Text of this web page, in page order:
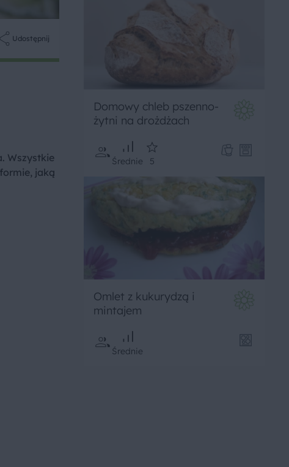
Udostępnij
Wszystkie
jaką
Domowy chleb pszenno-
żytni na drożdżach
Średnie 5
Omlet z kukurydzą i
mintajem
Średnie